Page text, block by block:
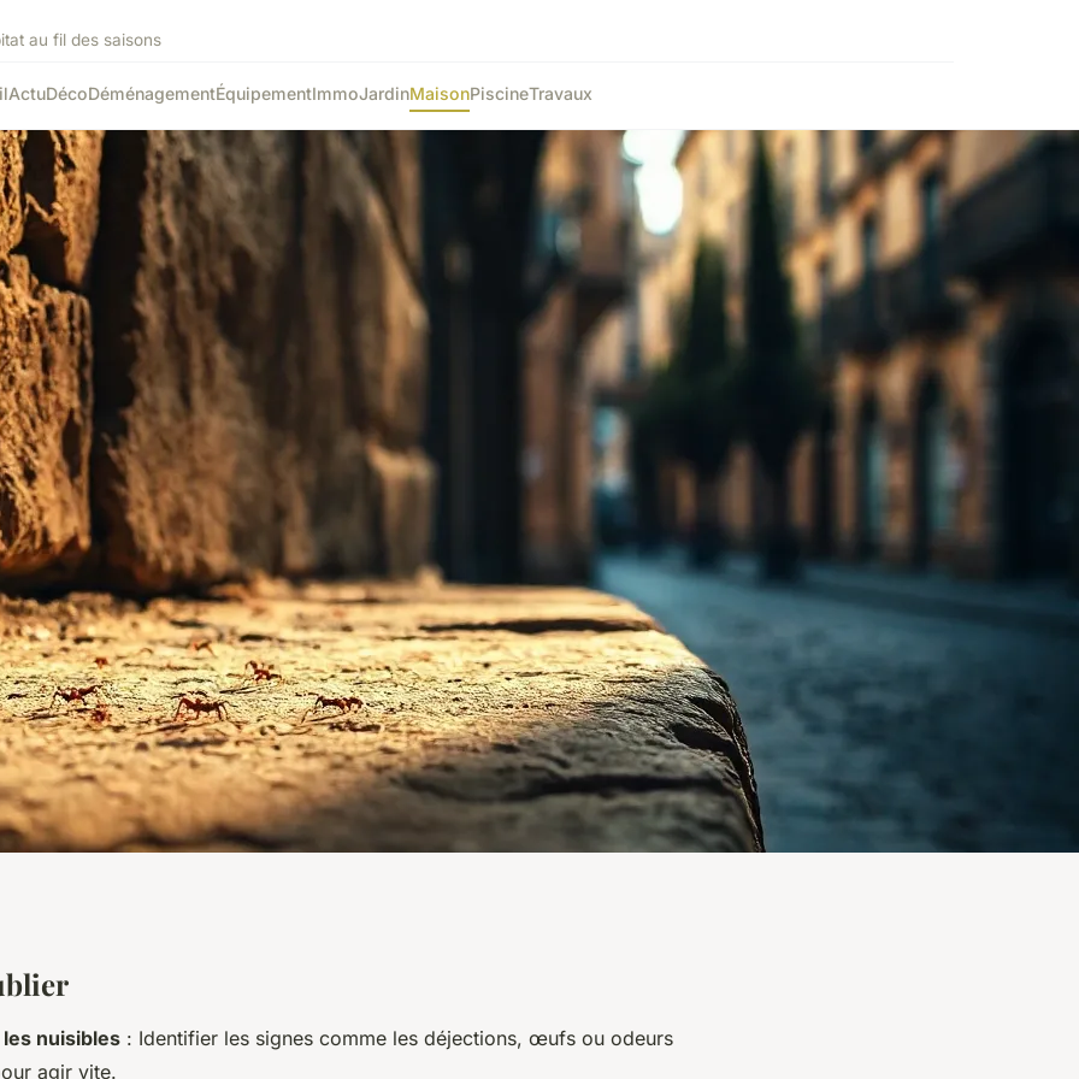
au fil des saisons
ActuDécoDéménagementÉquipementImmoJardinMaisonPiscineTravaux
les
nuisibles : Identifier les signes comme les déjections, œufs ou odeurs
agir vite.